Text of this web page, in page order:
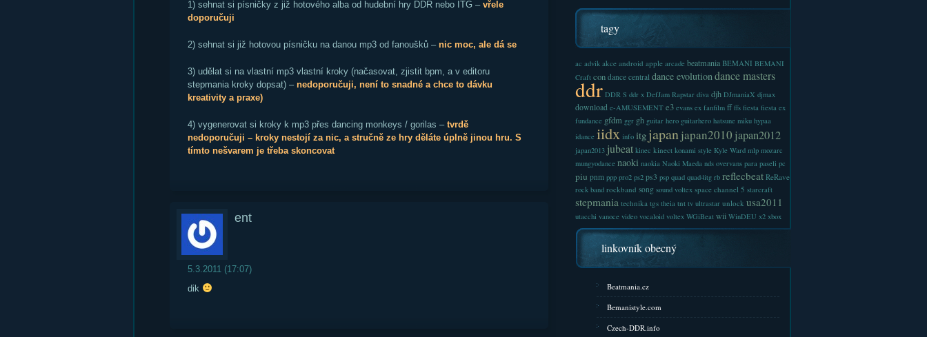
1) sehnat si písničky z již hotového alba od hudební hry DDR nebo ITG – vřele
doporučuji
2) sehnat si již hotovou písničku na danou mp3 od fanoušků – nic moc, ale dá se
3) udělat si na vlastní mp3 vlastní kroky (načasovat, zjistit bpm, a v editoru
stepmania kroky dopsat) – nedoporučuji, není to snadné a chce to dávku
kreativity a praxe)
4) vygenerovat si kroky k mp3 přes dancing monkeys / gorilas – tvrdě
nedoporučuji – kroky nestojí za nic, a stručně ze hry děláte úplně jinou hru. S
tímto nešvarem je třeba skoncovat
ent
5.3.2011 (17:07)
dik
tagy
ac advik akce android apple arcade beatmania BEMANI BEMANI
Craft con dance central dance evolutiondance masters
ddr DDR S ddr x DefJam Rapstar diva djh DJmaniaX djmax
download e-AMUSEMENT e3 evans ex fanfilm ff ffs fiesta fiesta ex
fundance gfdm ggr gh guitar hero guitarhero hatsune miku hypaa
idance iidx info itg japanjapan2010 japan2012
japan2013 jubeat kinec kinect konami style Kyle Ward mlp mozarc
mungyodance naoki naokia Naoki Maeda nds overvans para paseli pc
piu pnm ppp pro2 ps2 ps3 psp quad quad4itg rb reflecbeat ReRave
rock band rockband song sound voltex space channel 5 starcraft
stepmania technika tgs theia tnt tv ultrastar unlock usa2011
utacchi vanoce video vocaloid voltex WGiBeat wii WinDEU x2 xbox
linkovník obecný
Beatmania.cz
Bemanistyle.com
Czech-DDR.info